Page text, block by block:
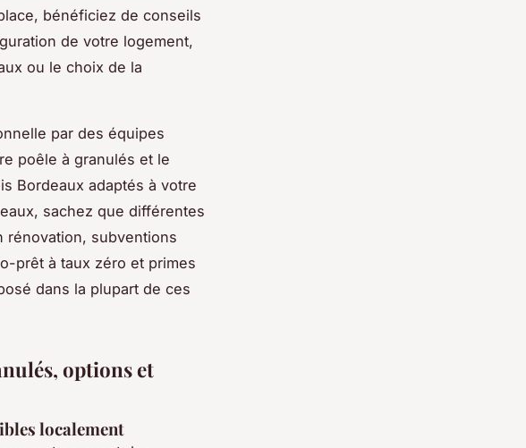
bénéficiez de conseils
de votre logement,
ou le choix de la
par des équipes
poêle à granulés et le
Bordeaux adaptés à votre
sachez que différentes
rénovation, subventions
prêt à taux zéro et primes
dans la plupart de ces
options et
localement